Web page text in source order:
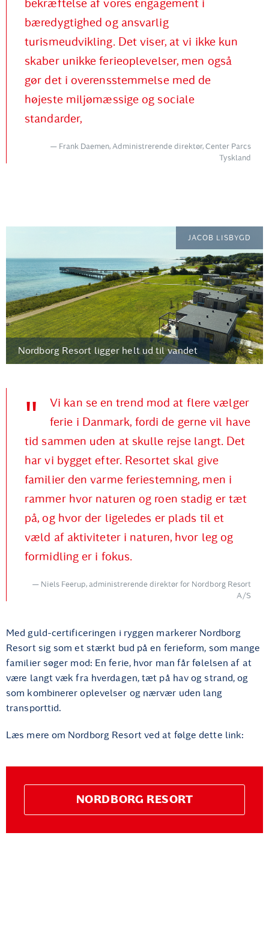
bekræftelse af vores engagement i
bæredygtighed og ansvarlig
turismeudvikling. Det viser, at vi ikke kun
skaber unikke ferieoplevelser, men også
gør det i overensstemmelse med de
højeste miljømæssige og sociale
standarder,
Frank Daemen, Administrerende direktør, Center Parcs
Tyskland
Nordborg Resort ligger helt ud til vandet
JACOB LISBYGD
Vi kan se en trend mod at flere vælger
ferie i Danmark, fordi de gerne vil have
tid sammen uden at skulle rejse langt. Det
har vi bygget efter. Resortet skal give
familier den varme feriestemning, men i
rammer hvor naturen og roen stadig er tæt
på, og hvor der ligeledes er plads til et
væld af aktiviteter i naturen, hvor leg og
formidling er i fokus.
Niels Feerup, administrerende direktør for Nordborg Resort
A/S
Med guld-certificeringen i ryggen markerer Nordborg
Resort sig som et stærkt bud på en ferieform, som mange
familier søger mod: En ferie, hvor man får følelsen af at
være langt væk fra hverdagen, tæt på hav og strand, og
som kombinerer oplevelser og nærvær uden lang
transporttid.
Læs mere om Nordborg Resort ved at følge dette link:
NORDBORG RESORT